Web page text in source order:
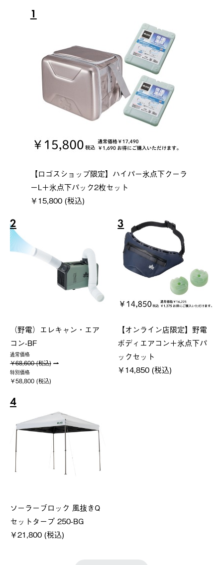
1
【ロゴスショップ限定】ハイパー氷点下クーラ
ーL＋氷点下パック2枚セット
￥15,800 (税込)
2
（野電）エレキャン・エア
コン-BF
通常価格
￥68,600 (税込)
特別価格
￥58,800 (税込)
3
【オンライン店限定】野電
ボディエアコン＋氷点下パ
ックセット
￥14,850 (税込)
4
ソーラーブロック 風抜きQ
セットタープ 250-BG
￥21,800 (税込)